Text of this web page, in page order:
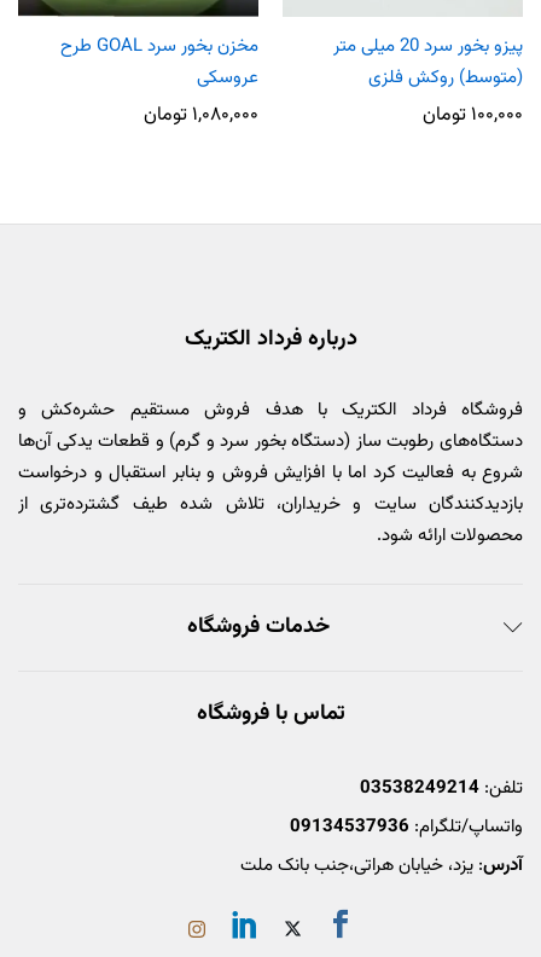
پیزو بخور سرد 20 میلی متر
(متوسط) روکش فلزی
۱۰۰,۰۰۰ تومان
مخزن بخور سرد GOAL طرح
عروسکی
۱,۰۸۰,۰۰۰ تومان
درباره فرداد الکتریک
فروشگاه فرداد الکتریک با هدف فروش مستقیم حشره‌کش و
دستگاه‌های رطوبت ساز (دستگاه بخور سرد و گرم) و قطعات یدکی آن‌ها
شروع به فعالیت کرد اما با افزایش فروش و بنابر استقبال و درخواست
بازدیدکنندگان سایت و خریداران، تلاش شده طیف گشترده‌تری از
محصولات ارائه شود.
خدمات فروشگاه
تماس با فروشگاه
تلفن: 03538249214
واتساپ/تلگرام: 09134537936
آدرس: یزد، خیابان هراتی،جنب بانک ملت